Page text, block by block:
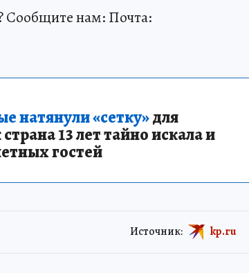
Сообщите нам: Почта:
натянули «сетку»для
13 лет тайно искала и
гостей
Источник: kp.ru